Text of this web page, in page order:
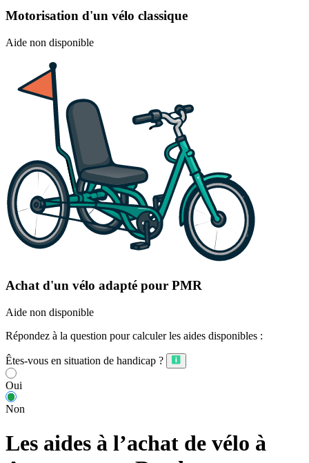
Motorisation d'un vélo classique
Aide non disponible
Achat d'un vélo adapté pour PMR
Aide non disponible
Répondez à la question pour calculer les aides disponibles :
Êtes-vous en situation de handicap ?
Oui
Non
Les aides à l’achat de vélo à